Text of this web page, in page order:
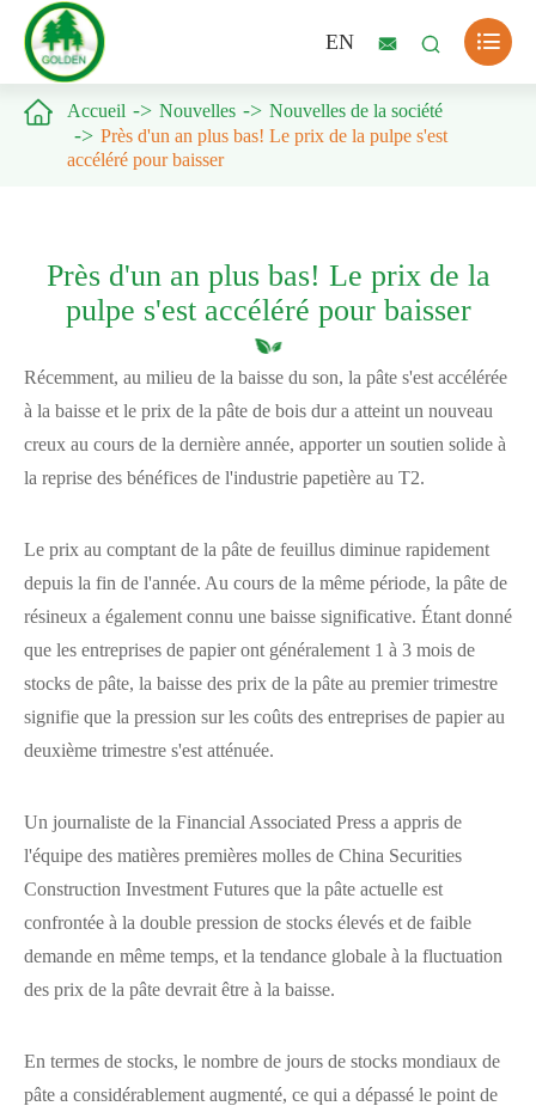
EN   
 Accueil Nouvelles
Nouvelles de la société
Près d'un an plus bas! Le prix de la pulpe s'est
accéléré pour baisser
Près d'un an plus bas! Le prix de la
pulpe s'est accéléré pour baisser
Récemment, au milieu de la baisse du son, la pâte s'est accélérée
à la baisse et le prix de la pâte de bois dur a atteint un nouveau
creux au cours de la dernière année, apporter un soutien solide à
la reprise des bénéfices de l'industrie papetière au T2.
Le prix au comptant de la pâte de feuillus diminue rapidement
depuis la fin de l'année. Au cours de la même période, la pâte de
résineux a également connu une baisse significative. Étant donné
que les entreprises de papier ont généralement 1 à 3 mois de
stocks de pâte, la baisse des prix de la pâte au premier trimestre
signifie que la pression sur les coûts des entreprises de papier au
deuxième trimestre s'est atténuée.
Un journaliste de la Financial Associated Press a appris de
l'équipe des matières premières molles de China Securities
Construction Investment Futures que la pâte actuelle est
confrontée à la double pression de stocks élevés et de faible
demande en même temps, et la tendance globale à la fluctuation
des prix de la pâte devrait être à la baisse.
En termes de stocks, le nombre de jours de stocks mondiaux de
pâte a considérablement augmenté, ce qui a dépassé le point de